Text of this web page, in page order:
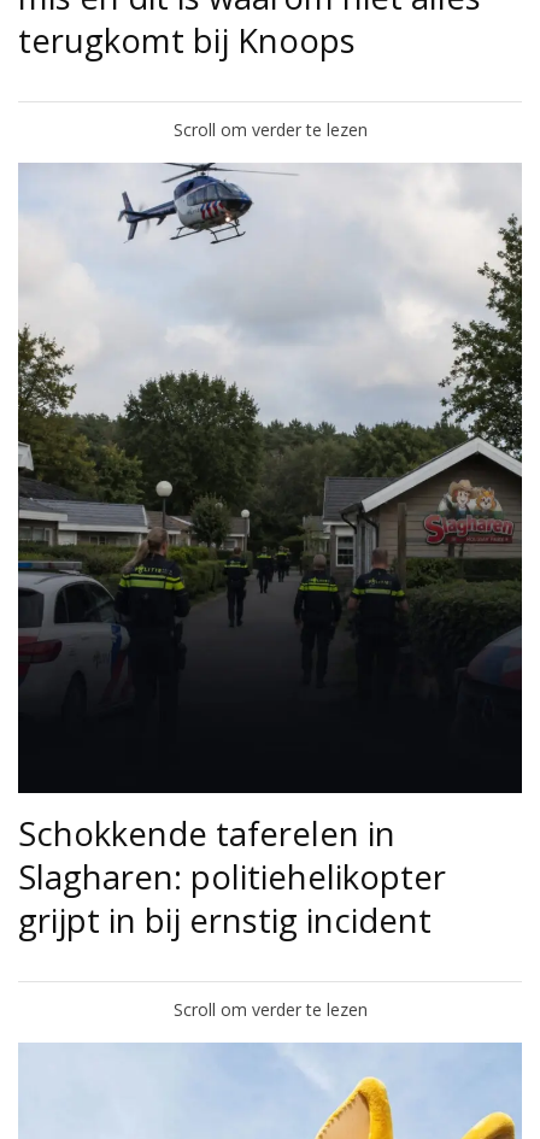
terugkomt bij Knoops
Scroll om verder te lezen
Schokkende taferelen in
Slagharen: politiehelikopter
grijpt in bij ernstig incident
Scroll om verder te lezen